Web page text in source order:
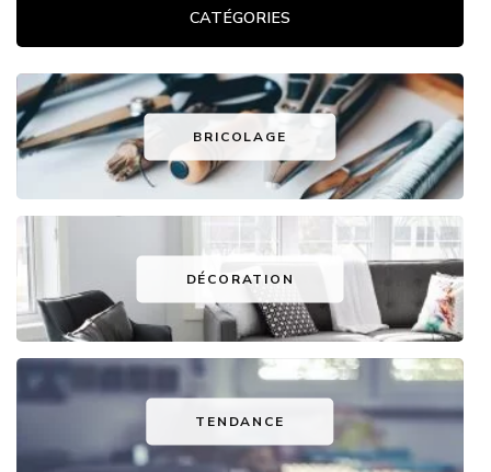
CATÉGORIES
BRICOLAGE
DÉCORATION
TENDANCE